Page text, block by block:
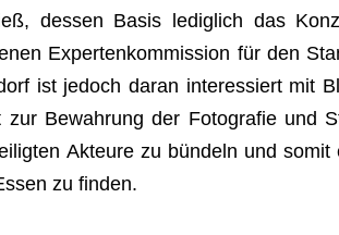
des­sen Basis ledig­lich das
Exper­ten­kom­mis­sion für den
ist jedoch daran inter­es­siert mit
zur Bewah­rung der Foto­gra­fie und
Akteure zu bün­deln und
zu finden.